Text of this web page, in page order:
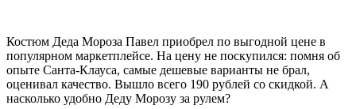
Костюм Деда Мороза Павел приобрел по выгодной цене в
популярном маркетплейсе. На цену не поскупился: помня об
опыте Санта-Клауса, самые дешевые варианты не брал,
оценивал качество. Вышло всего 190 рублей со скидкой. А
насколько удобно Деду Морозу за рулем?